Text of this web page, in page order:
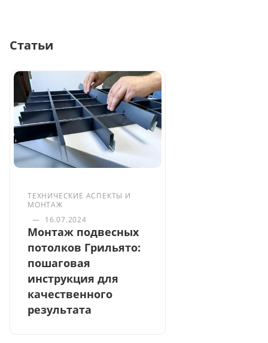
Статьи
ТЕХНИЧЕСКИЕ АСПЕКТЫ И
МОНТАЖ
— 16.07.2024
Монтаж подвесных
потолков Грильято:
пошаговая
инструкция для
качественного
результата